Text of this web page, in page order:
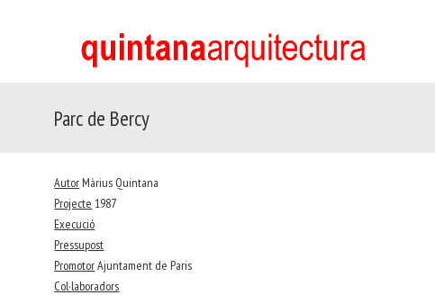
Parc de Bercy
Autor Màrius Quintana
Projecte 1987
Execució
Pressupost
PromotorAjuntament de Paris
Col·laboradors